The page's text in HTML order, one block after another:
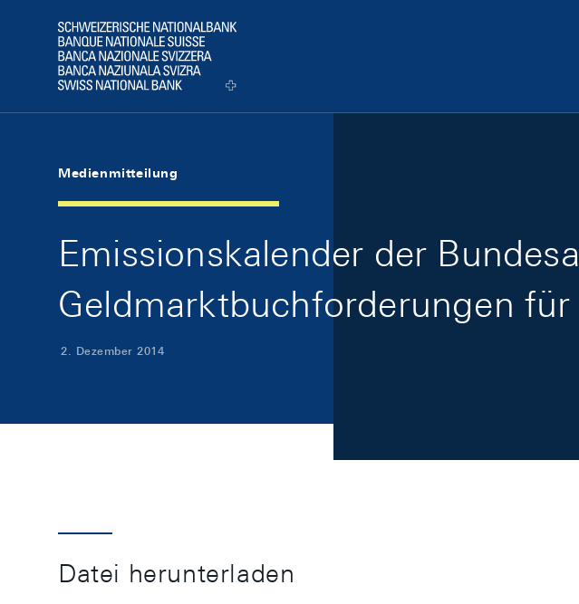
Logo
Medienmitteilung
Emissionskalender der
Geldmarktbuchforderungen für
2. Dezember 2014
Datei herunterladen